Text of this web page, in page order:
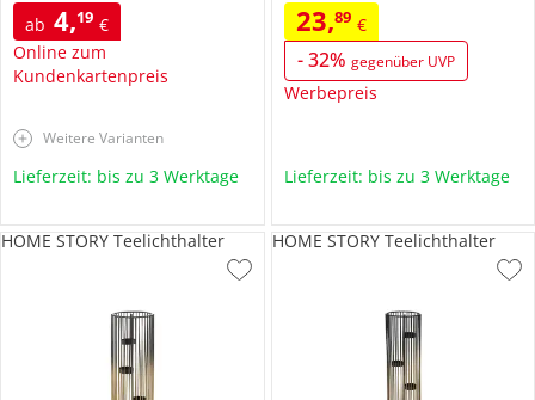
ab 4,19 €
Online zum
Kundenkartenpreis
Weitere Varianten
Lieferzeit: bis zu 3 Werktage
23,89 €
-32% gegenüber UVP
Werbepreis
Lieferzeit: bis zu 3 Werktage
HOME STORY Teelichthalter HOME STORY Teelichthalter